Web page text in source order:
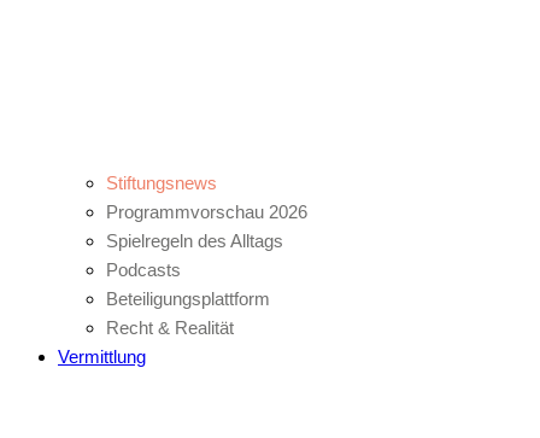
Stiftungsnews
Programmvorschau 2026
Spielregeln des Alltags
Podcasts
Beteiligungsplattform
Recht & Realität
Vermittlung